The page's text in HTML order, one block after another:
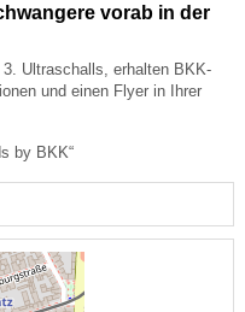
vorab in der
Ultraschalls, erhalten BKK-
und einen Flyer in Ihrer
by BKK“